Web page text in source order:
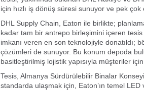
için hızlı iş dönüş süresi sunuyor ve pek
DHL Supply Chain, Eaton ile birlikte;
kadar tam bir antrepo birleşimini içeren
imkanı veren en son teknolojiyle donatıldı;
çözümleri de sunuyor. Bu konum depoda
basitleştirilmiş lojistik yapısıyla müşteriler
Tesis, Almanya Sürdürülebilir Binalar
standarda ulaşmak için, Eaton’ın temel